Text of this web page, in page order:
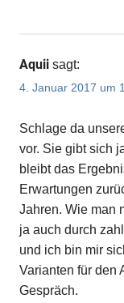
Aquii sagt:
4. Januar 2017 um
Schlage da
vor. Sie gibt sich
bleibt das
Erwartungen
Jahren. Wie man
ja auch durch
und ich bin mir
Varianten für den
Gespräch.